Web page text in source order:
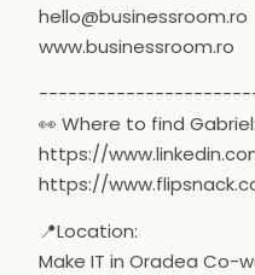
hello@businessroom.ro
www.businessroom.ro
👀 Where to find Gabriel:
https://
https://
📍Location:
Make IT in Oradea Co-